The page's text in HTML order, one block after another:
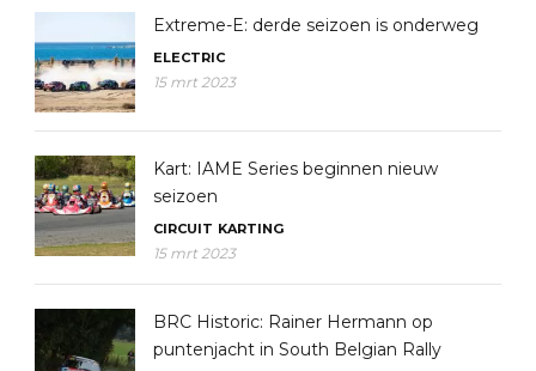
Extreme-E: derde seizoen is onderweg
ELECTRIC
15 mrt 2023
Kart: IAME Series beginnen nieuw
seizoen
CIRCUIT KARTING
15 mrt 2023
BRC Historic: Rainer Hermann op
puntenjacht in South Belgian Rally